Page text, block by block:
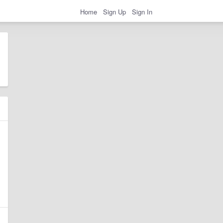
Home Sign Up Sign In